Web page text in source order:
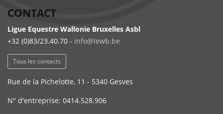
CONTACT
Ligue Equestre Wallonie Bruxelles Asbl
+32 (0)83/23.40.70 - info@lewb.be
Tous les contacts
Rue de la Pichelotte, 11 - 5340 Gesves
N° d'entreprise: 0414.528.906